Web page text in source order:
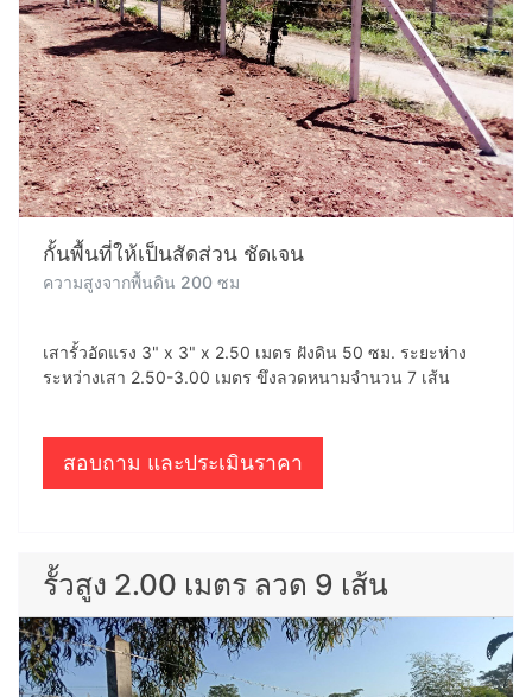
กั้นพื้นที่ให้เป็นสัดส่วน ชัดเจน
ความสูงจากพื้นดิน 200 ซม
เสารั้วอัดแรง 3" x 3" x 2.50 เมตร ฝังดิน 50 ซม. ระยะห่าง
ระหว่างเสา 2.50-3.00 เมตร ขึงลวดหนามจำนวน 7 เส้น
สอบถาม และประเมินราคา
รั้วสูง 2.00 เมตร ลวด 9 เส้น